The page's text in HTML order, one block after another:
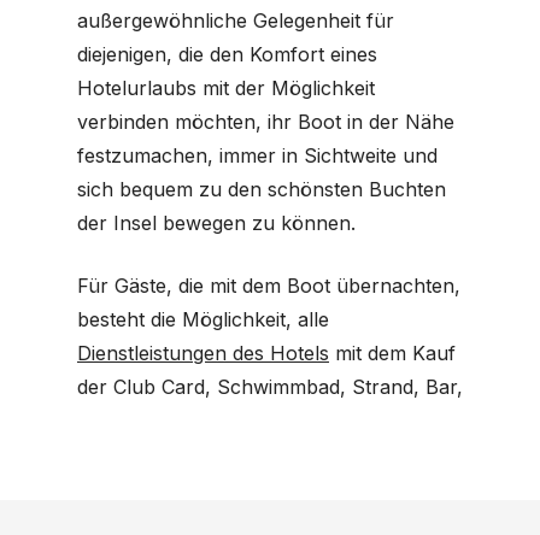
außergewöhnliche Gelegenheit für
diejenigen, die den Komfort eines
Hotelurlaubs mit der Möglichkeit
verbinden möchten, ihr Boot in der Nähe
festzumachen, immer in Sichtweite und
sich bequem zu den schönsten Buchten
der Insel bewegen zu können.
Für Gäste, die mit dem Boot übernachten,
besteht die Möglichkeit, alle
Dienstleistungen des Hotels mit dem Kauf
der Club Card, Schwimmbad, Strand, Bar,